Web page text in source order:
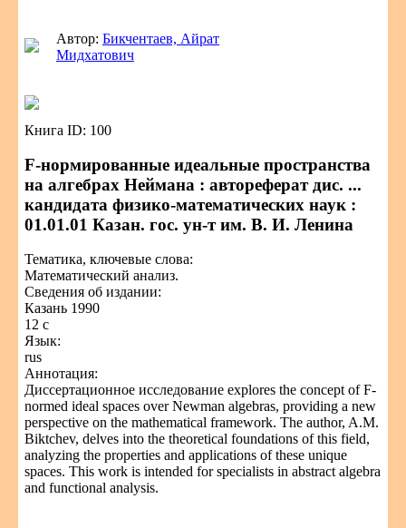
Автор: Бикчентаев, Айрат
Мидхатович
Книга ID: 100
F-нормированные идеальные пространства
на алгебрах Неймана : автореферат дис. ...
кандидата физико-математических наук :
01.01.01 Казан. гос. ун-т им. В. И. Ленина
Тематика, ключевые слова:
Математический анализ.
Сведения об издании:
Казань 1990
12 с
Язык:
rus
Аннотация:
Диссертационное исследование explores the concept of F-
normed ideal spaces over Newman algebras, providing a new
perspective on the mathematical framework. The author, A.M.
Biktchev, delves into the theoretical foundations of this field,
analyzing the properties and applications of these unique
spaces. This work is intended for specialists in abstract algebra
and functional analysis.